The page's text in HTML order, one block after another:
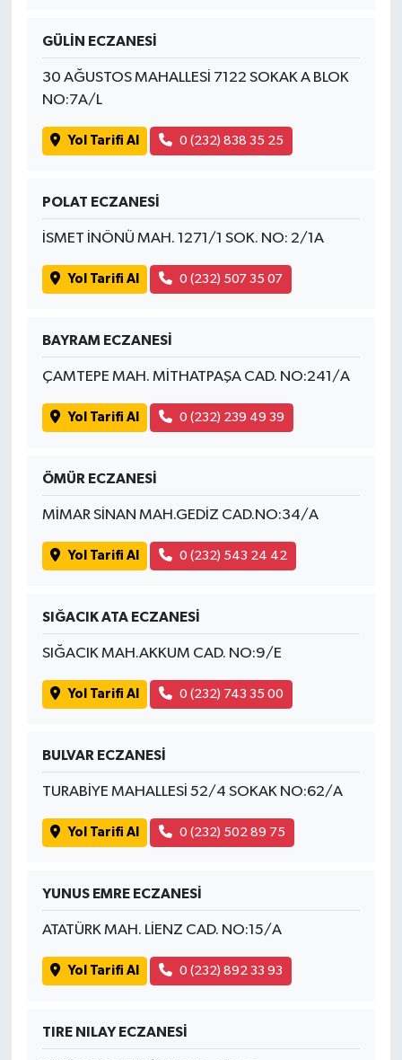
GÜLİN ECZANESİ
30 AĞUSTOS MAHALLESİ 7122 SOKAK A BLOK
NO:7A/L
Yol Tarifi Al 0 (232) 838 35 25
POLAT ECZANESİ
İSMET İNÖNÜ MAH. 1271/1 SOK. NO: 2/1A
Yol Tarifi Al 0 (232) 507 35 07
BAYRAM ECZANESİ
ÇAMTEPE MAH. MİTHATPAŞA CAD. NO:241/A
Yol Tarifi Al 0 (232) 239 49 39
ÖMÜR ECZANESİ
MİMAR SİNAN MAH.GEDİZ CAD.NO:34/A
Yol Tarifi Al 0 (232) 543 24 42
SIĞACIK ATA ECZANESİ
SIĞACIK MAH.AKKUM CAD. NO:9/E
Yol Tarifi Al 0 (232) 743 35 00
BULVAR ECZANESİ
TURABİYE MAHALLESİ 52/4 SOKAK NO:62/A
Yol Tarifi Al 0 (232) 502 89 75
YUNUS EMRE ECZANESİ
ATATÜRK MAH. LİENZ CAD. NO:15/A
Yol Tarifi Al 0 (232) 892 33 93
TIRE NILAY ECZANESİ